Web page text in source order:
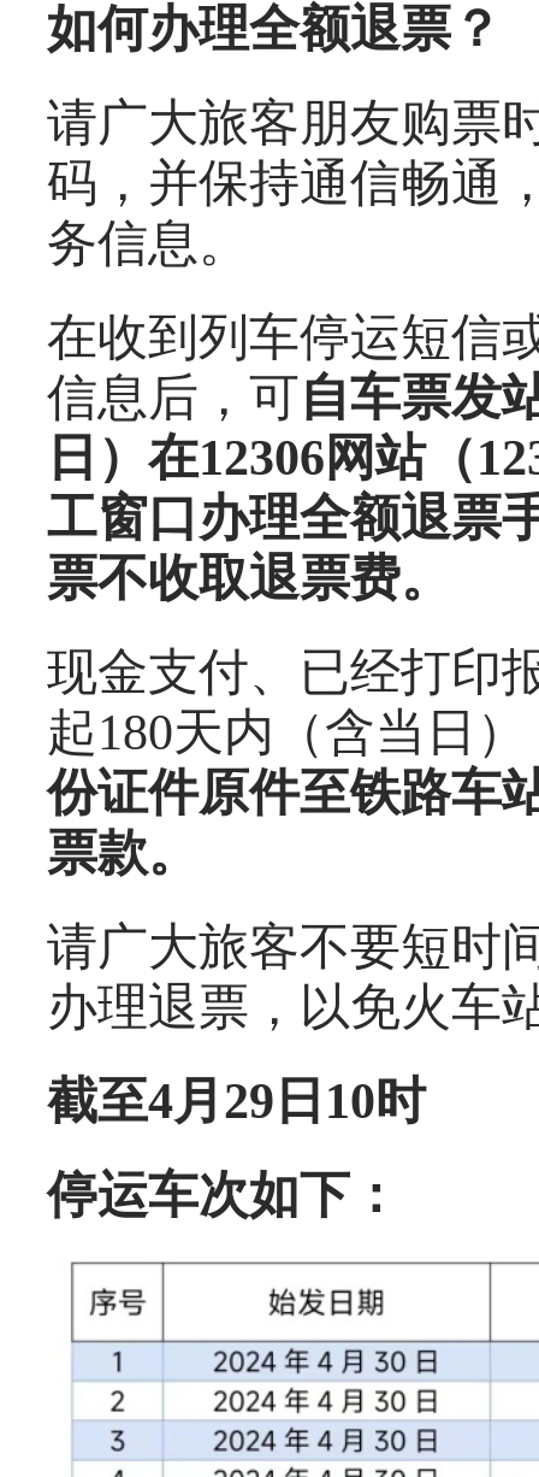
如何办理全额退票？
请广大旅客朋友购票
码，并保持通信畅通
务信息。
在收到列车停运短信
信息后，可自车票发
日）在12306网站（
工窗口办理全额退票
票不收取退票费。
现金支付、已经打印
起180天内（含当日
份证件原件至铁路车
票款。
请广大旅客不要短时
办理退票，以免火车
截至4月29日10时
停运车次如下：